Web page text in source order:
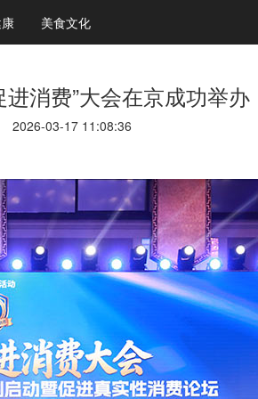
美食文化
进消费”大会在京成功举办
2026-03-17 11:08:36